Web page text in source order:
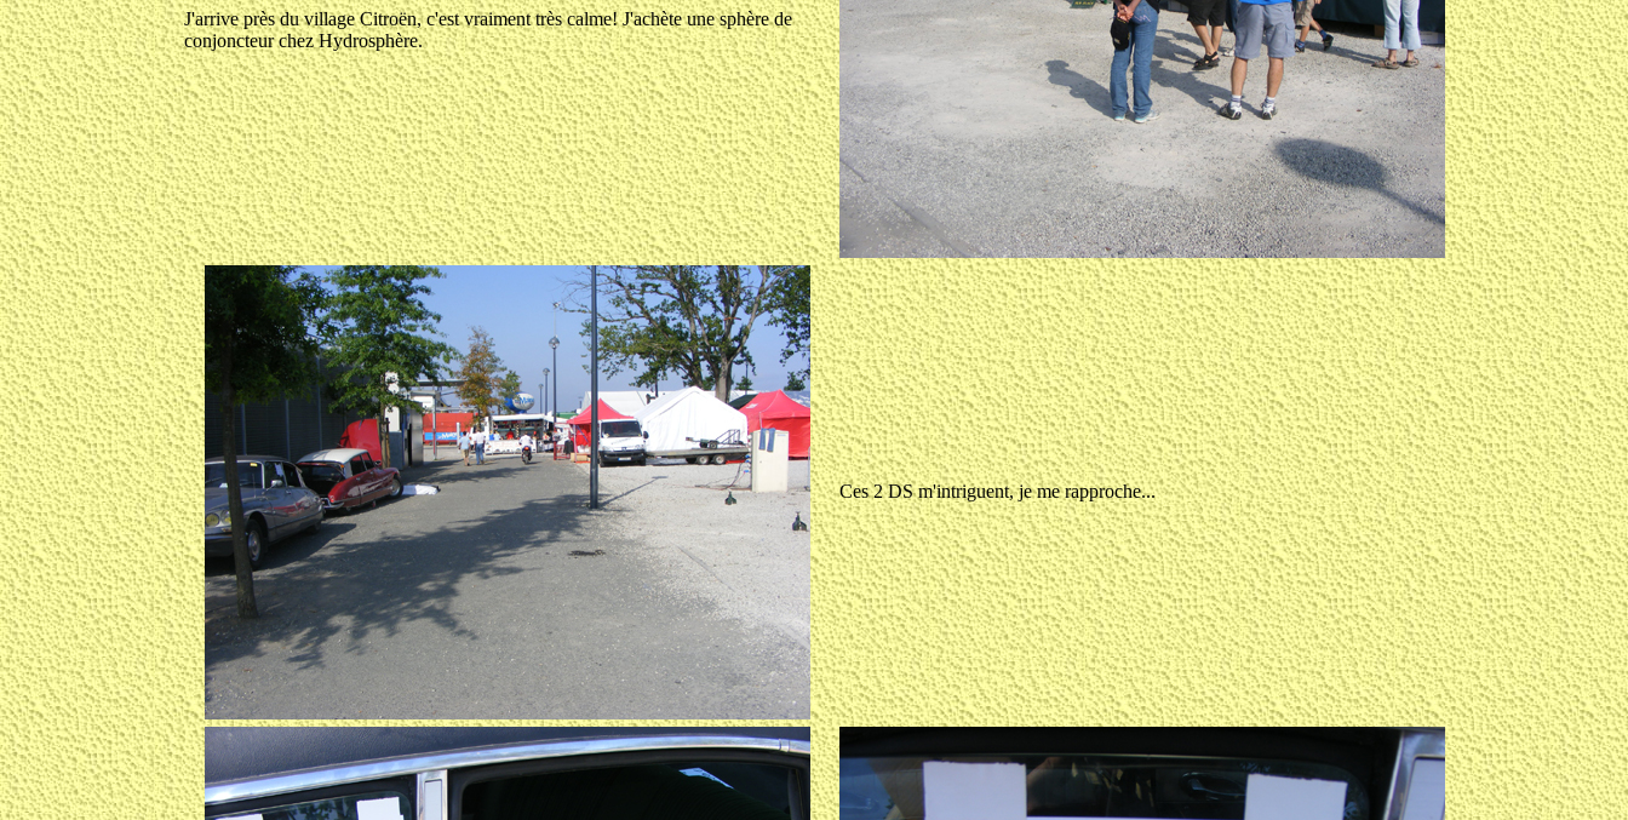
J'arrive près du village Citroën, c'est vraiment très calme! J'achète une sphère de
conjoncteur chez Hydrosphère.
Ces 2 DS m'intriguent, je me rapproche...